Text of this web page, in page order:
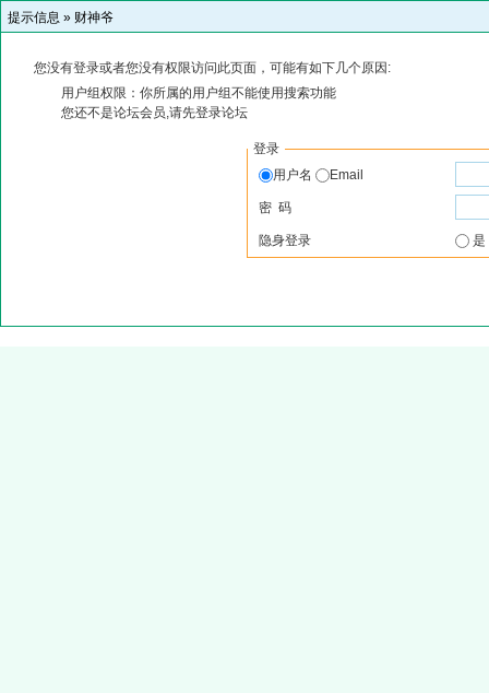
提示信息 » 财神爷
您没有登录或者您没有权限访问此页面，可能有如下几个原因:
用户组权限：你所属的用户组不能使用搜索功能
您还不是论坛会员,请先登录论坛
登录
用户名
Email
密 码
隐身登录